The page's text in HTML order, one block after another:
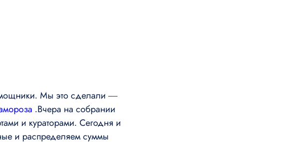
Мы это сделали —
.Вчера на собрании
и кураторами. Сегодня и
и распределяем суммы